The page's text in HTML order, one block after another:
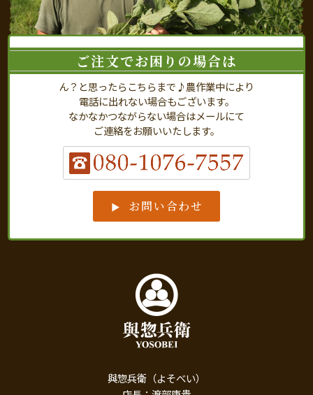
ご注文でお困りの場合は
ん？と思ったらこちらまで♪農作業中により
電話に出れない場合もございます。
なかなかつながらない場合はメールにて
ご連絡をお願いいたします。
お問い合わせ
與惣兵衛（よそべい）